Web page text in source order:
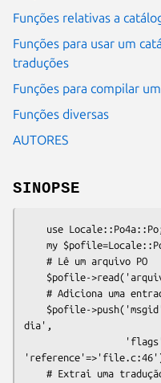
Funções relativas a
Funções para usar um
traduções
Funções para compilar
Funções diversas
AUTORES
SINOPSE
dia',